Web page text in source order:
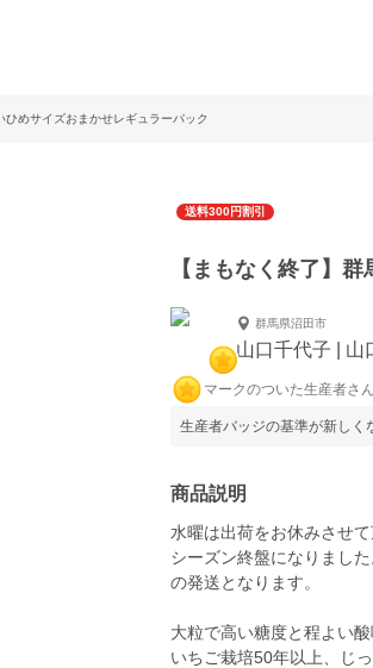
ひめサイズおまかせレギュラーパック
送料300円割引
【まもなく終了】
群馬県沼田市
山口千代子 | 山
マークのついた生産者さ
生産者バッジの基準が新しく
商品説明
水曜は出荷をお休みさせて
シーズン終盤になりまし
の発送となります。
大粒で高い糖度と程よい
いちご栽培50年以上、じ